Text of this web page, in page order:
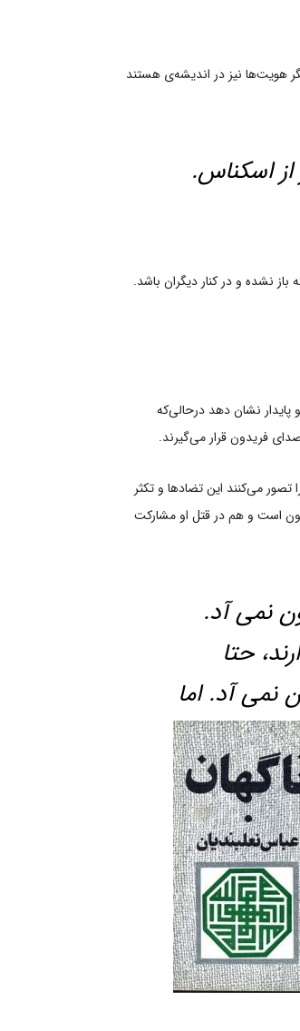
هویت‌ها نیز در اندیشه‌ی هستند
اسکناس.
نشده و در کنار دیگران باشد.
نشان دهد درحالی‌که
فریدون قرار می‌گیرند.
می‌کنند این تضادها و تکثر
است و هم در قتل او مشارکت
نمی آد.
حتا
نمی آد. اما